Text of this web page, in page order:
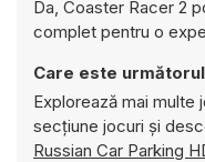
Da, Coaster Racer 2
complet pentru o
Care este
Explorează mai multe
secțiune jocuri și
Russian Car Parking